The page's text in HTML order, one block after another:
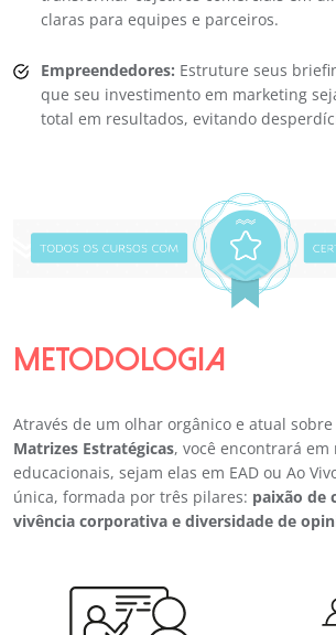
claras para equipes e parceiros.
Empreendedores: Estruture seus
que seu investimento em marketing
total em resultados, evitando
METODOLOGIA
Através de um olhar orgânico e atual
Matrizes Estratégicas, você encontrará em
educacionais, sejam elas em EAD ou Ao
única, formada por três pilares: paixão de
vivência corporativa e diversidade de